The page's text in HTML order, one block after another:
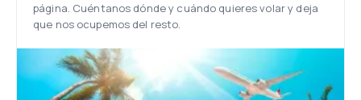
página. Cuéntanos dónde y cuándo quieres volar y deja
que nos ocupemos del resto.